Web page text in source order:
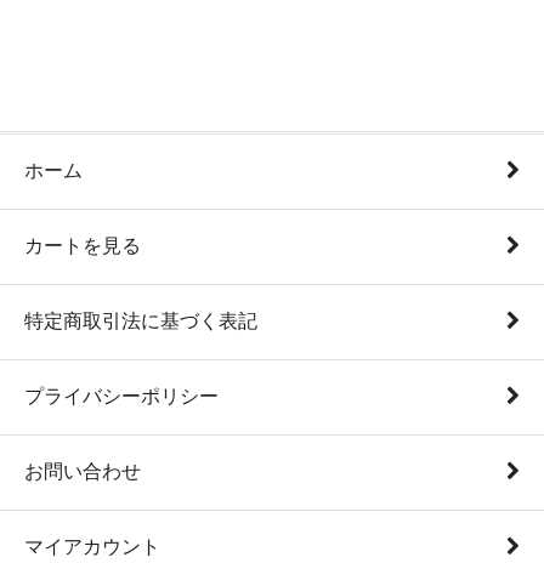
ホーム
カートを見る
特定商取引法に基づく表記
プライバシーポリシー
お問い合わせ
マイアカウント